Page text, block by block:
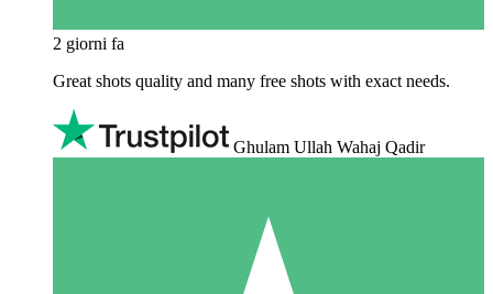
2 giorni fa
Great shots quality and many free shots with exact needs.
Ghulam Ullah Wahaj Qadir